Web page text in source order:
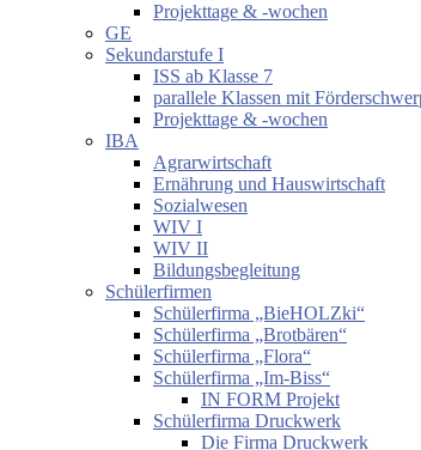
Projekttage & -wochen
GE
Sekundarstufe I
ISS ab Klasse 7
parallele Klassen mit
Projekttage & -wochen
IBA
Agrarwirtschaft
Ernährung und Hauswirtschaft
Sozialwesen
WIV I
WIV II
Bildungsbegleitung
Schülerfirmen
Schülerfirma „BieHOLZki“
Schülerfirma „Brotbären“
Schülerfirma „Flora“
Schülerfirma „Im-Biss“
IN FORM Projekt
Schülerfirma Druckwerk
Die Firma Druckwerk